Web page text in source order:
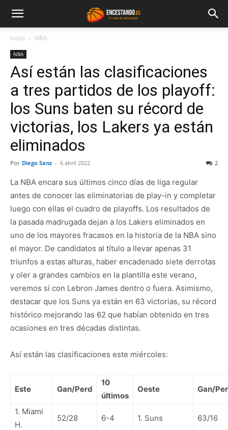
Inicio NBA
NBA
Así están las clasificaciones
a tres partidos de los playoff:
los Suns baten su récord de
victorias, los Lakers ya están
eliminados
Por Diego Sanz - 6 abril 2022 2
La NBA encara sus últimos cinco días de liga regular
antes de conocer las eliminatorias de play-in y completar
luego con ellas el cuadro de playoffs. Los resultados de
la pasada madrugada dejan a los Lakers eliminados en
uno de los mayores fracasos en la historia de la NBA sino
el mayor. De candidatos al título a llevar apenas 31
triunfos a estas alturas, haber encadenado siete derrotas
y oler a grandes cambios en la plantilla este verano,
veremos si con Lebron James dentro o fuera. Asimismo,
destacar que los Suns ya están en 63 victorias, su récord
histórico mejorando las 62 que habían obtenido en tres
ocasiones en tres décadas distintas.
Así están las clasificaciones este miércoles:
Este Gan/Perd
10
últimos
Oeste Gan/
1. Miami
H.
52/28 6-4 1. Suns 63/16